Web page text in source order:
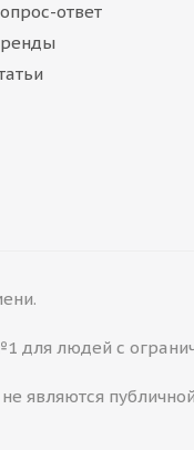
ответ
для людей с
являются